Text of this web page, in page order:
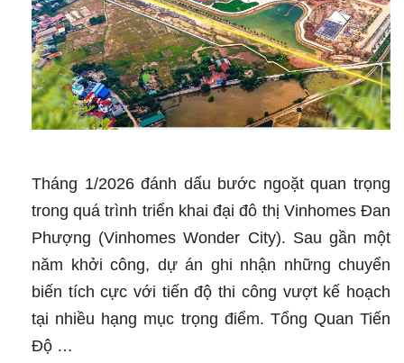
Tháng 1/2026 đánh dấu bước ngoặt quan trọng
trong quá trình triển khai đại đô thị Vinhomes Đan
Phượng (Vinhomes Wonder City). Sau gần một
năm khởi công, dự án ghi nhận những chuyển
biến tích cực với tiến độ thi công vượt kế hoạch
tại nhiều hạng mục trọng điểm. Tổng Quan Tiến
Độ …